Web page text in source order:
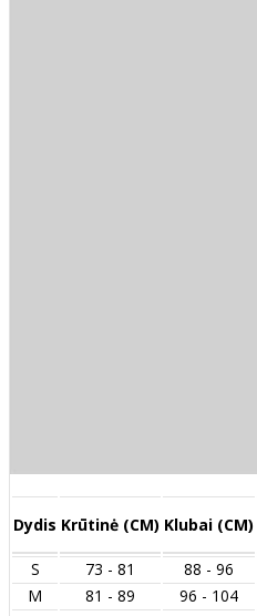
Dydis Krūtinė (CM) Klubai (CM)
S 73 - 81 88 - 96
M
81 - 89 96 - 104